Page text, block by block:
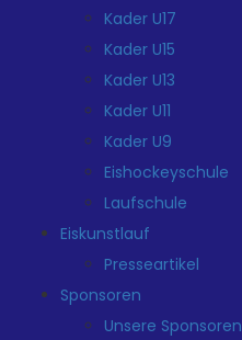
Kader U17
Kader U15
Kader U13
Kader U11
Kader U9
Eishockeyschule
Laufschule
Eiskunstlauf
Presseartikel
Sponsoren
Unsere Sponsoren